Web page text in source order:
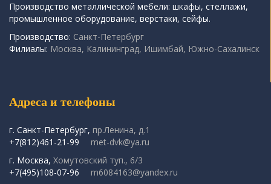
Производство металлической мебели: шкафы, стеллажи,
промышленное оборудование, верстаки, сейфы.
Производство: Санкт-Петербург
Филиалы: Москва, Калининград, Ишимбай, Южно-Сахалинск
Адреса и телефоны
г. Санкт-Петербург, пр.Ленина, д.1
+7(812)461-21-99
met-dvk@ya.ru
г. Москва, Хомутовский туп., 6/3
+7(495)108-07-96
m6084163@yandex.ru